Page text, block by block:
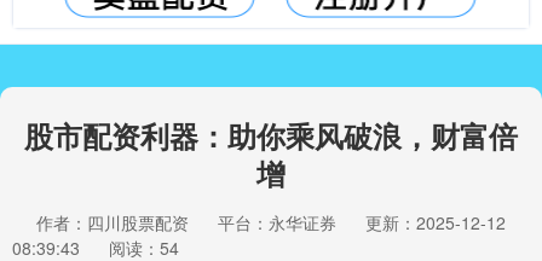
股市配资利器：助你乘风破浪，财富倍
增
作者：四川股票配资 平台：永华证券
更新：2025-12-12
08:39:43
阅读：54